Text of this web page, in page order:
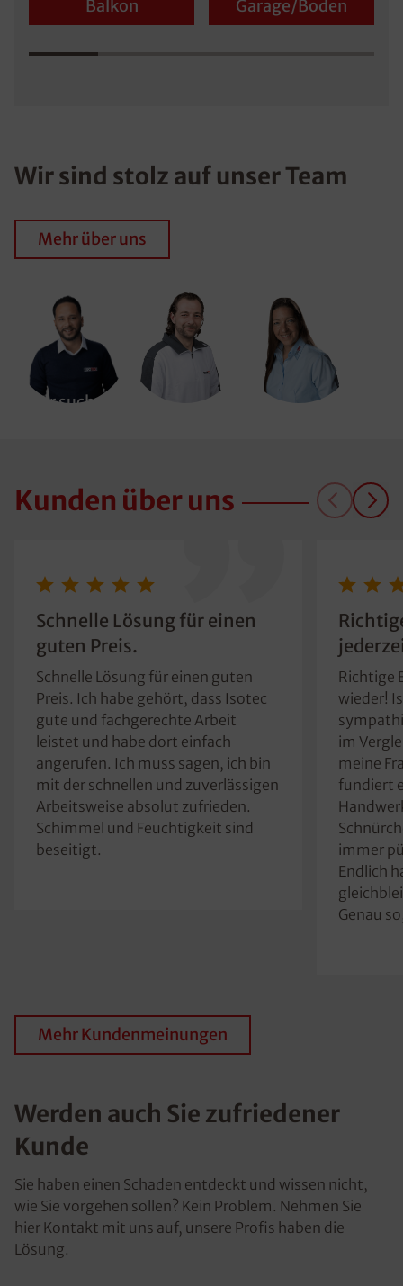
Balkon Garage/Boden
Wir sind stolz auf unser Team
Mehr über uns
Wir suchen
Kunden über uns
Schnelle Lösung für einen
guten Preis.
Schnelle Lösung für einen guten
Preis. Ich habe gehört, dass Isotec
gute und fachgerechte Arbeit
leistet und habe dort einfach
angerufen. Ich muss sagen, ich bin
mit der schnellen und zuverlässigen
Arbeitsweise absolut zufrieden.
Schimmel und Feuchtigkeit sind
beseitigt.
Richtige
wieder!
im
meine
fundiert
immer
Endlich
Genau
Mehr Kundenmeinungen
Werden auch Sie zufriedener
Kunde
Sie haben einen Schaden entdeckt und wissen nicht,
wie Sie vorgehen sollen? Kein Problem. Nehmen Sie
hier Kontakt mit uns auf, unsere Profis haben die
Lösung.